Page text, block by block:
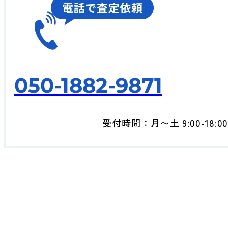
050-1882-9871
受付時間：月〜土 9:00-18:00